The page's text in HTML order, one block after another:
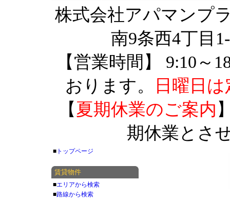
株式会社アパマンプ
南9条西4丁目
【営業時間】 9:10～
おります。
日曜日
【 夏期休業のご案内
期休業とさ
■ トップページ
賃貸物件
■エリアから検索
■路線から検索